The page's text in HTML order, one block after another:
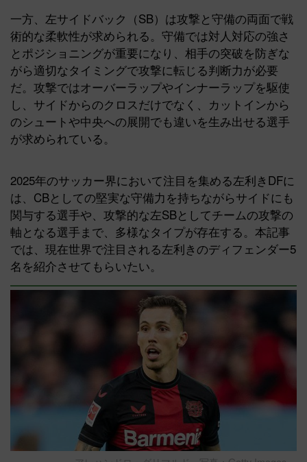
一方、左サイドバック（SB）は攻撃と守備の両面で戦
術的な柔軟性が求められる。守備では対人対応の強さ
とポジショニングが重要になり、相手の突破を防ぎな
がら適切なタイミングで攻撃に転じる判断力が必要
だ。攻撃ではオーバーラップやインナーラップを駆使
し、サイドからのクロスだけでなく、カットインから
のシュートや中央への展開でも違いを生み出せる選手
が求められている。
2025年のサッカー界において注目を集める左利きDFに
は、CBとしての堅実な守備力を持ちながらサイドにも
関与する選手や、攻撃的な左SBとしてチームの攻撃の
軸となる選手まで、多様なタイプが存在する。本記事
では、現在世界で注目される左利きのディフェンダー5
名を紹介させてもらいたい。